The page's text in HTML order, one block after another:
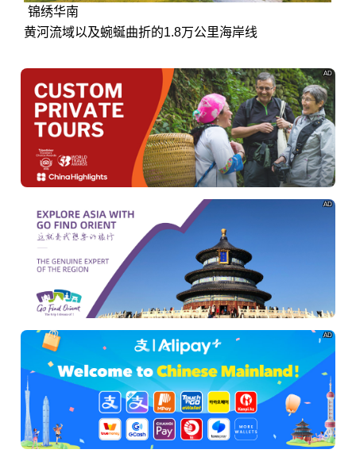
锦绣华南
黄河流域以及蜿蜒曲折的1.8万公里海岸线
AD
AD
AD